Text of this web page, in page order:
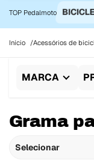
TOP Pedalmoto
Início Acessórios de
MARCA
Grama
Selecionar